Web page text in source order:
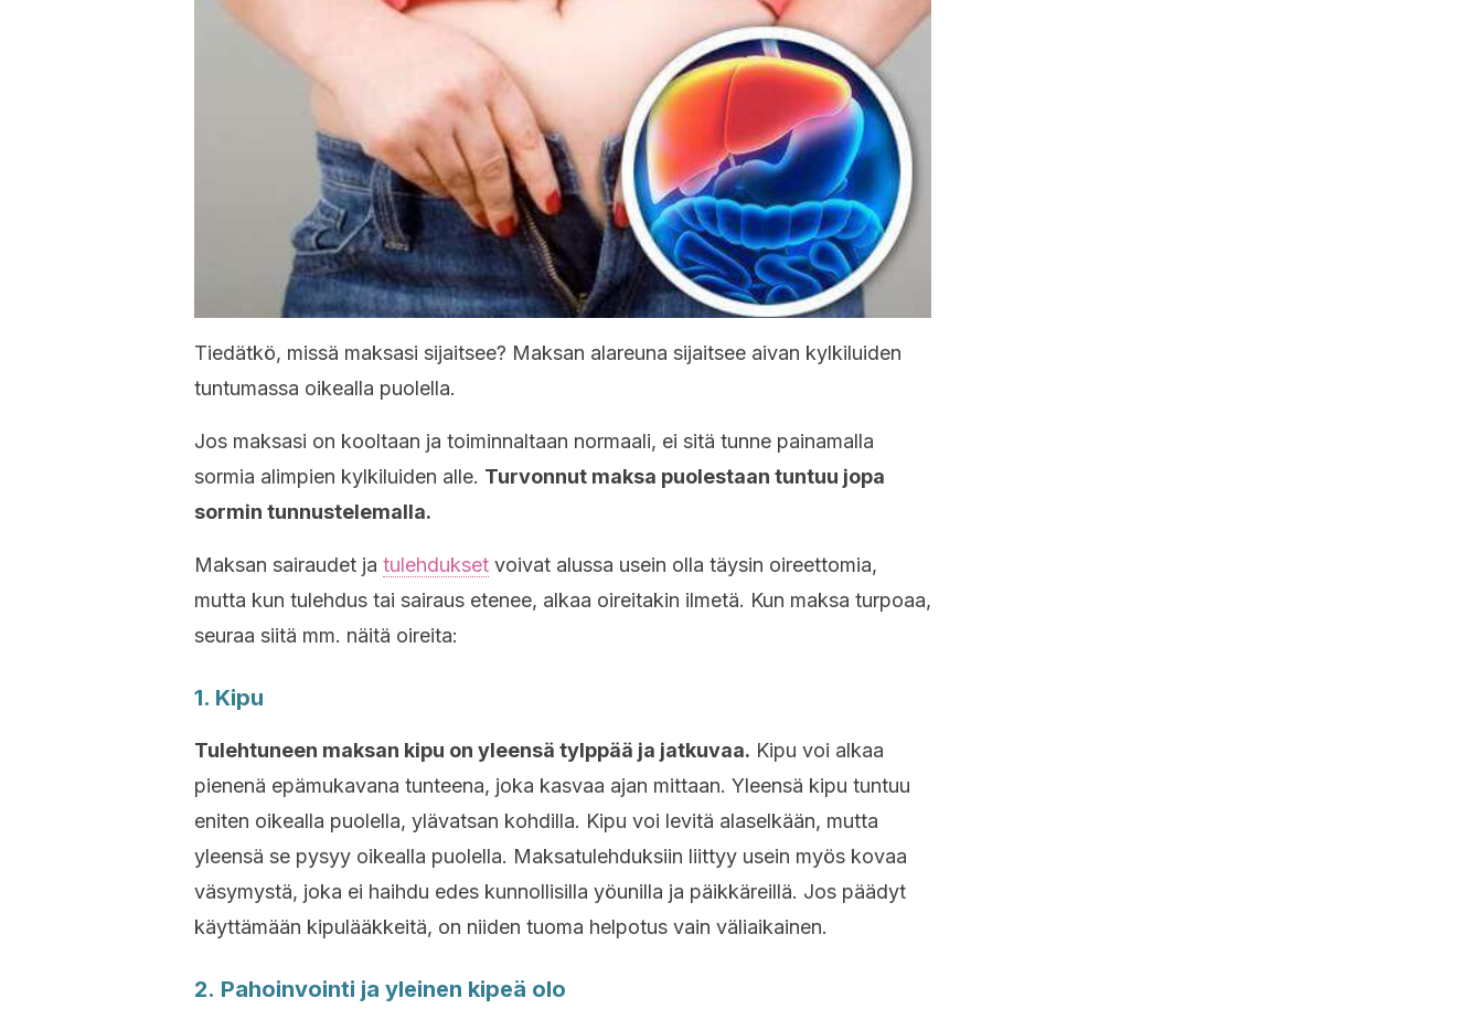
Tiedätkö, missä maksasi sijaitsee? Maksan alareuna sijaitsee aivan kylkiluiden
tuntumassa oikealla puolella.
Jos maksasi on kooltaan ja toiminnaltaan normaali, ei sitä tunne painamalla
sormia alimpien kylkiluiden alle. Turvonnut maksa puolestaan tuntuu jopa
sormin tunnustelemalla.
Maksan sairaudet ja tulehdukset voivat alussa usein olla täysin oireettomia,
mutta kun tulehdus tai sairaus etenee, alkaa oireitakin ilmetä. Kun maksa turpoaa,
seuraa siitä mm. näitä oireita:
1. Kipu
Tulehtuneen maksan kipu on yleensä tylppää ja jatkuvaa. Kipu voi alkaa
pienenä epämukavana tunteena, joka kasvaa ajan mittaan. Yleensä kipu tuntuu
eniten oikealla puolella, ylävatsan kohdilla. Kipu voi levitä alaselkään, mutta
yleensä se pysyy oikealla puolella. Maksatulehduksiin liittyy usein myös kovaa
väsymystä, joka ei haihdu edes kunnollisilla yöunilla ja päikkäreillä. Jos päädyt
käyttämään kipulääkkeitä, on niiden tuoma helpotus vain väliaikainen.
2. Pahoinvointi ja yleinen kipeä olo